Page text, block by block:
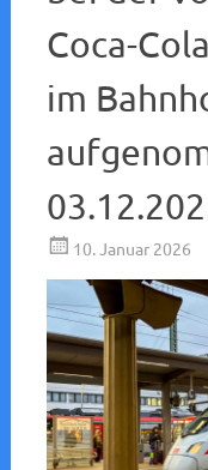
Coca-
im
10. Januar 2026